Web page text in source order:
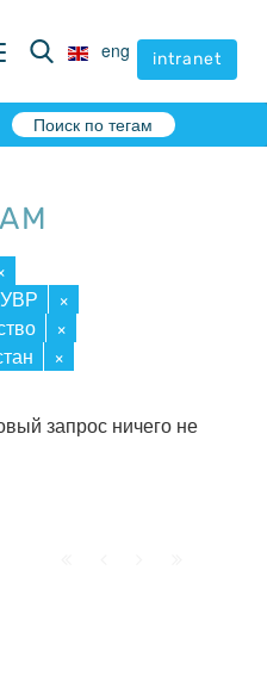
eng intranet
eng intranet
Поиск по тегам
×
×
×
запрос ничего не